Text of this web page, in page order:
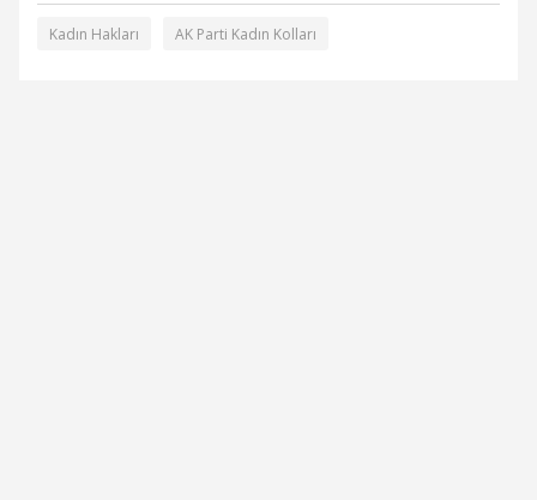
Kadın Hakları AK Parti Kadın Kolları